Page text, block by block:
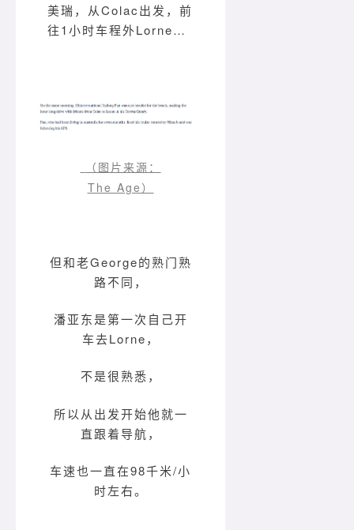
美瑞，从Colac出发，前
往1小时车程外Lorne…
（图片来源：
The Age）
但和老George的熟门熟
路不同，
潘亚东是第一次自己开
车去Lorne，
不是很熟悉，
所以从出发开始他就一
直跟着导航，
车速也一直在98千米/小
时左右。